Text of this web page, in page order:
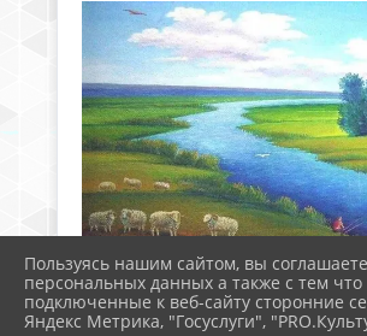
Пользуясь нашим сайтом, вы
персональных данных а также с тем
подключенные к веб-сайту сторонние
Яндекс Метрика, "Госуслуги",